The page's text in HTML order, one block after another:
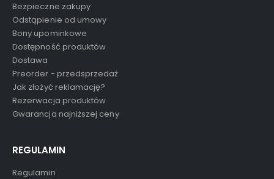
Bezpieczne zakupy
Odstąpienie od umowy
Bony upominkowe
Dostępność produktów
Dostawa
Preorder - przedsprzedaż
Jak złożyć reklamację?
Rezerwacja produktów
Gwarancja najniższej ceny
REGULAMIN
Regulamin